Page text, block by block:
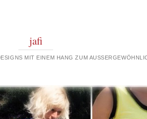
jafi
MIT EINEM HANG ZUM